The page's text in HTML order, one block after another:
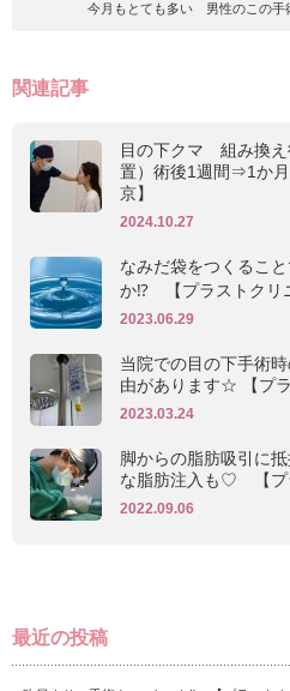
今月もとても多い 男性のこの手
関連記事
目の下クマ 組み換
置）術後1週間⇒1か
京】
2024.10.27
なみだ袋をつくるこ
か⁉ 【プラストクリ
2023.06.29
当院での目の下手術
由があります☆ 【プ
2023.03.24
脚からの脂肪吸引に
な脂肪注入も♡ 【プ
2022.09.06
最近の投稿